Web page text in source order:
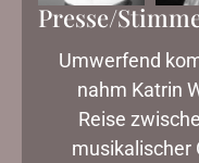
Presse/
Umwerfend
nahm Katrin
Reise
musikalischer